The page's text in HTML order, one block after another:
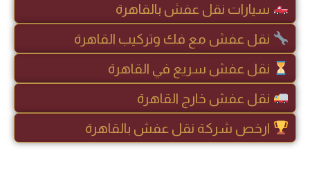
سيارات نقل عفش بالقاهرة
نقل عفش مع فك وتركيب القاهرة
نقل عفش سريع في القاهرة
نقل عفش خارج القاهرة
ارخص شركة نقل عفش بالقاهرة